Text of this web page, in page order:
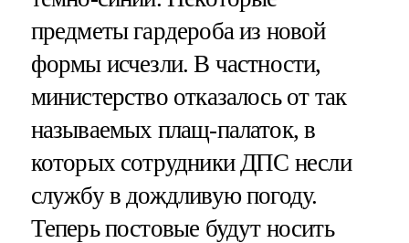
предметы гардероба из новой
формы исчезли. В частности,
министерство отказалось от так
называемых плащ-палаток, в
которых сотрудники ДПС несли
службу в дождливую погоду.
Теперь постовые будут носить